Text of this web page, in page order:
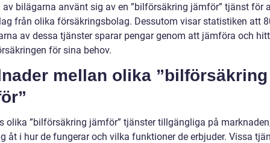
av bilägarna använt sig av en ”bilförsäkring jämför” tjänst för
från olika försäkringsbolag. Dessutom visar statistiken att
av dessa tjänster sparar pengar genom att jämföra och
för sina behov.
mellan olika ”bilförsäkring
olika ”bilförsäkring jämför” tjänster tillgängliga på
åt i hur de fungerar och vilka funktioner de erbjuder. Vissa